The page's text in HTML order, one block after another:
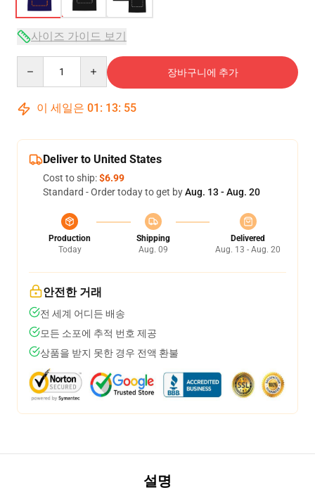
사이즈 가이드 보기
장바구니에 추가
이 세일은 01 : 13: 54
Deliver to United States
Cost to ship:$6.99
Standard - Order today to get byAug. 13 - Aug. 20
Production
Today
Shipping
Aug. 09
Delivered
Aug. 13 - Aug. 20
안전한 거래
전 세계 어디든 배송
모든 소포에 추적 번호 제공
상품을 받지 못한 경우 전액 환불
설명